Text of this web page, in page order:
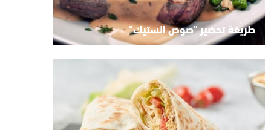
طريقة تحضير "صوص الستيك"